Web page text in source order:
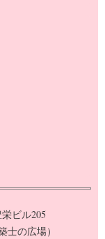
ビル205
の広場）